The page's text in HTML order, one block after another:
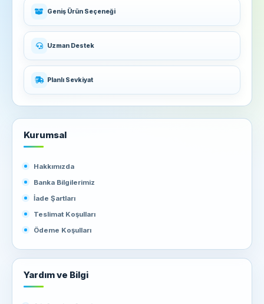
Geniş Ürün Seçeneği
Uzman Destek
Planlı Sevkiyat
Kurumsal
Hakkımızda
Banka Bilgilerimiz
İade Şartları
Teslimat Koşulları
Ödeme Koşulları
Yardım ve Bilgi